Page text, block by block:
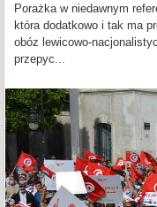
Porażka w niedawnym
która dodatkowo i tak ma
obóz lewicowo-
przepyc...